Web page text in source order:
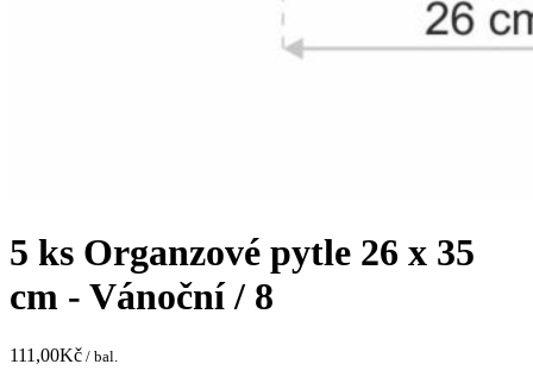
5 ks Organzové pytle 26 x 35
cm - Vánoční / 8
111,00Kč / bal.